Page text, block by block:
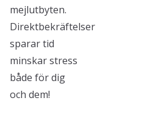
mejlutbyten.
Direktbekräftelser
sparar tid
minskar stress
både för dig
och dem!